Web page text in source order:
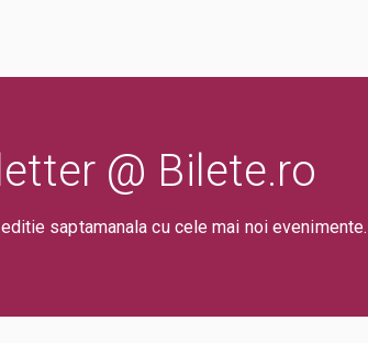
@ Bilete.ro
saptamanala cu cele mai noi evenimente.